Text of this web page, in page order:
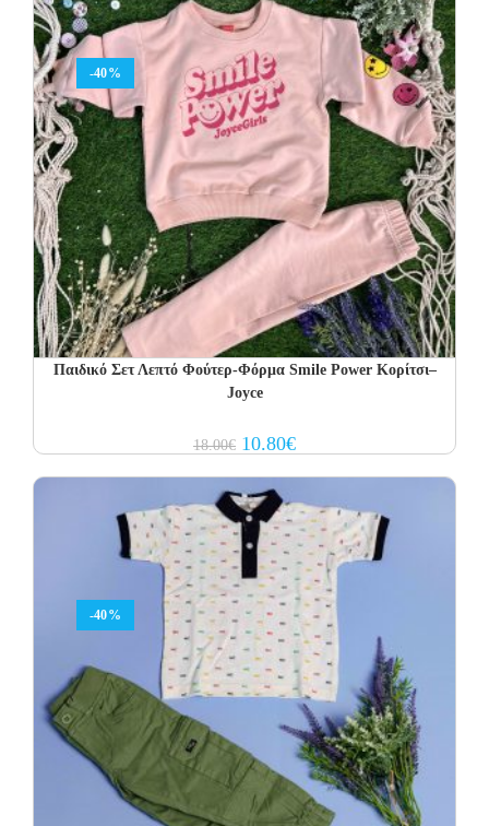
-40%
Παιδικό Σετ Λεπτό Φούτερ-Φόρμα Smile Power Κορίτσι–
Joyce
18.00€ Original
price
18.00€.
10.80€Current
price
-40%